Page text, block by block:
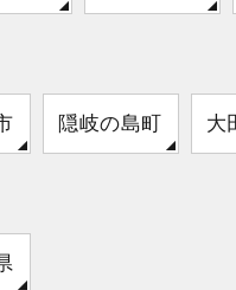
隠岐の島町 大